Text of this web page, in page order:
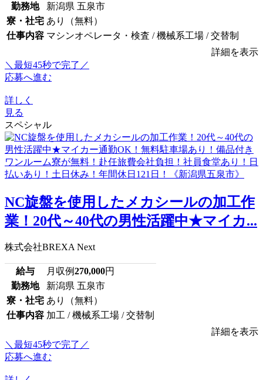
勤務地
新潟県 五泉市
寮・社宅 あり（無料）
仕事内容 マシンオペレータ・検査 / 機械系工場 / 交替制
詳細を表示
＼最短45秒で完了／
応募へ進む
詳しく
見る
スペシャル
NC旋盤を使用したメカシールの加工作
業！20代～40代の男性活躍中★マイカ...
株式会社BREXA Next
給与 月収例270,000円
勤務地
新潟県 五泉市
寮・社宅 あり（無料）
仕事内容 加工 / 機械系工場 / 交替制
詳細を表示
＼最短45秒で完了／
応募へ進む